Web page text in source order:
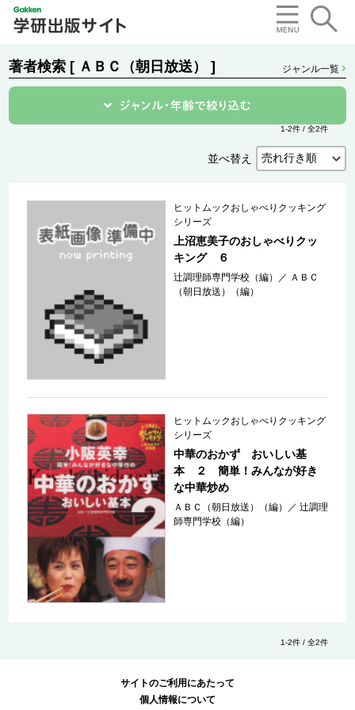
著者検索 [ ＡＢＣ（朝日放送） ] ジャンル一覧
1-2件 / 全2件
並べ替え
ヒットムックおしゃべりクッキング
シリーズ
上沼恵美子のおしゃべりクッ
キング ６
辻調理師専門学校（編） ／ ＡＢＣ
（朝日放送）（編）
ヒットムックおしゃべりクッキング
シリーズ
中華のおかず おいしい基
本 ２ 簡単！みんなが好き
な中華炒め
ＡＢＣ（朝日放送）（編） ／辻調理
師専門学校（編）
1-2件 / 全2件
サイトのご利用にあたって
個人情報について